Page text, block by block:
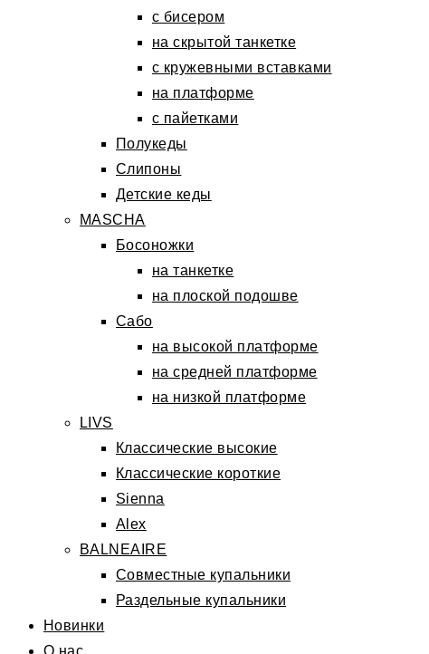
с бисером
на скрытой танкетке
с кружевными вставками
на платформе
с пайетками
Полукеды
Слипоны
Детские кеды
MASCHA
Босоножки
на танкетке
на плоской подошве
Сабо
на высокой платформе
на средней платформе
на низкой платформе
LIVS
Классические высокие
Классические короткие
Sienna
Alex
BALNEAIRE
Совместные купальники
Раздельные купальники
Новинки
О нас